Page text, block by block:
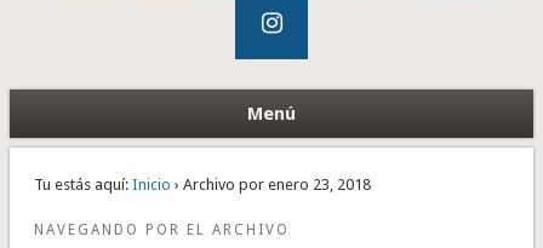
Menú
Tu estás aquí: Inicio › Archivo por enero 23, 2018
NAVEGANDO POR EL ARCHIVO